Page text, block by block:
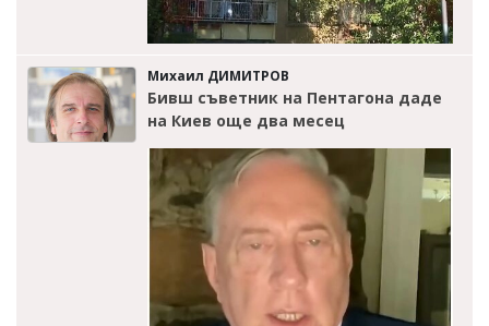
Михаил ДИМИТРОВ
Бивш съветник на Пентагона даде
на Киев още два месец